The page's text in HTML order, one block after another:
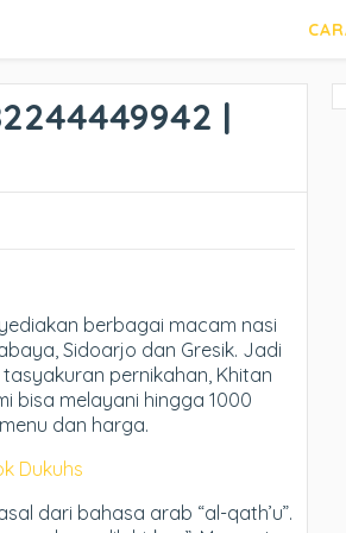
|
berbagai macam nasi
Sidoarjo dan Gresik. Jadi
pernikahan, Khitan
bisa melayani hingga 1000
dan harga.
Dukuhs
dari bahasa arab “al-qath’u”.